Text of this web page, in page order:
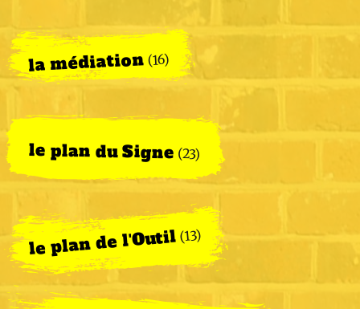
la médiation (16)
le plan du Signe (23)
le plan de l'Outil (13)